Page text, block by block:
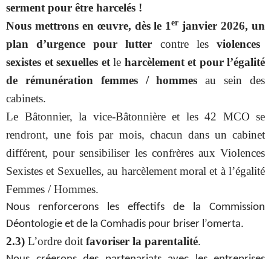
serment pour être harcelés !
Nous mettrons en œuvre, dès le 1er janvier 2026, un
plan d’urgence pour lutter contre les violences
sexistes et sexuelles et le harcèlement et pour l’égalité
de rémunération femmes / hommes au sein des
cabinets.
Le Bâtonnier, la vice-Bâtonnière et les 42 MCO se
rendront, une fois par mois, chacun dans un cabinet
différent, pour sensibiliser les confrères aux Violences
Sexistes et Sexuelles, au harcèlement moral et à l’égalité
Femmes / Hommes.
Nous renforcerons les effectifs de la Commission
Déontologie et de la Comhadis pour briser l’omerta.
2.3) L’ordre doit favoriser la parentalité.